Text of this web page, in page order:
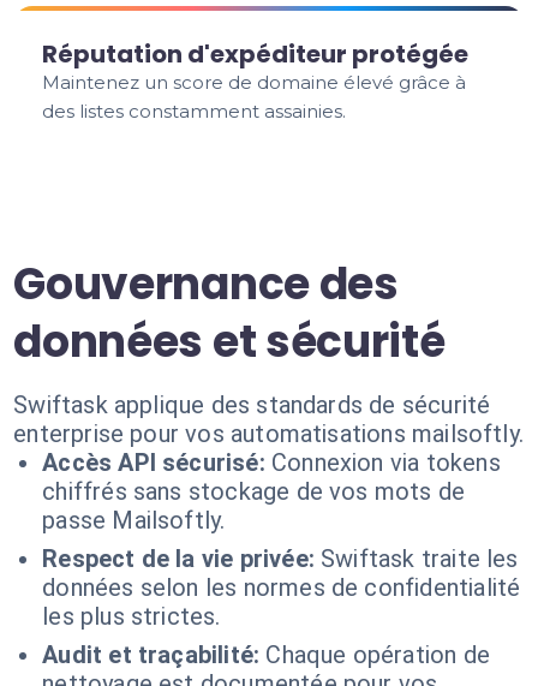
Réputation d'expéditeur protégée
Maintenez un score de domaine élevé grâce à
des listes constamment assainies.
Gouvernance des
données et sécurité
Swiftask applique des standards de sécurité
enterprise pour vos automatisations mailsoftly.
Accès API sécurisé: Connexion via tokens
chiffrés sans stockage de vos mots de
passe Mailsoftly.
Respect de la vie privée: Swiftask traite les
données selon les normes de confidentialité
les plus strictes.
Audit et traçabilité: Chaque opération de